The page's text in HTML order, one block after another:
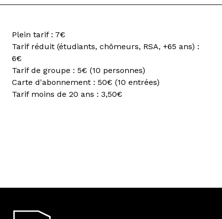
Plein tarif : 7€
Tarif réduit (étudiants, chômeurs, RSA, +65 ans) :
6€
Tarif de groupe : 5€ (10 personnes)
Carte d'abonnement : 50€ (10 entrées)
Tarif moins de 20 ans : 3,50€